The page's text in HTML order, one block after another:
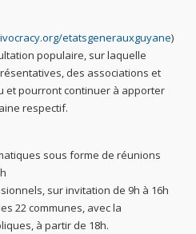
etatsgenerauxguyane)
populaire, sur laquelle
des associations et
et pourront continuer à apporter
respectif.
sous forme de réunions
sur invitation de 9h à 16h
22 communes, avec la
à partir de 18h.